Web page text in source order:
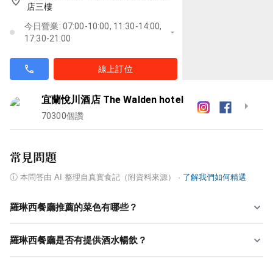
店三樓
今日營業: 07:00-10:00, 11:30-14:00,
17:30-21:00
線上訂位
宜蘭悅川酒店 The Walden hotel
70300個讚
常見問題
ⓘ 本問答由 AI 整理自真實食記（附資料來源） · 了解我們如何精選
羅琳西餐廳推薦的菜色有哪些？
羅琳西餐廳是否有提供酒水暢飲？